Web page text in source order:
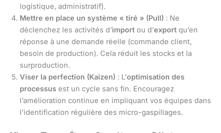
logistique, administratif).
Mettre en place un système « tiré » (Pull) : Ne
déclenchez les activités d’import ou d’export qu’en
réponse à une demande réelle (commande client,
besoin de production). Cela réduit les stocks et la
surproduction.
Viser la perfection (Kaizen) : L’optimisation des
processus est un cycle sans fin. Encouragez
l’amélioration continue en impliquant vos équipes dans
l’identification régulière des micro-gaspillages.